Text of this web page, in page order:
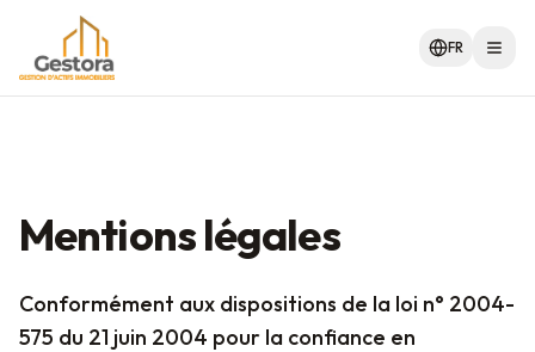
FR Menu
Mentions légales
Conformément aux dispositions de la loi n° 2004-
575 du 21 juin 2004 pour la confiance en